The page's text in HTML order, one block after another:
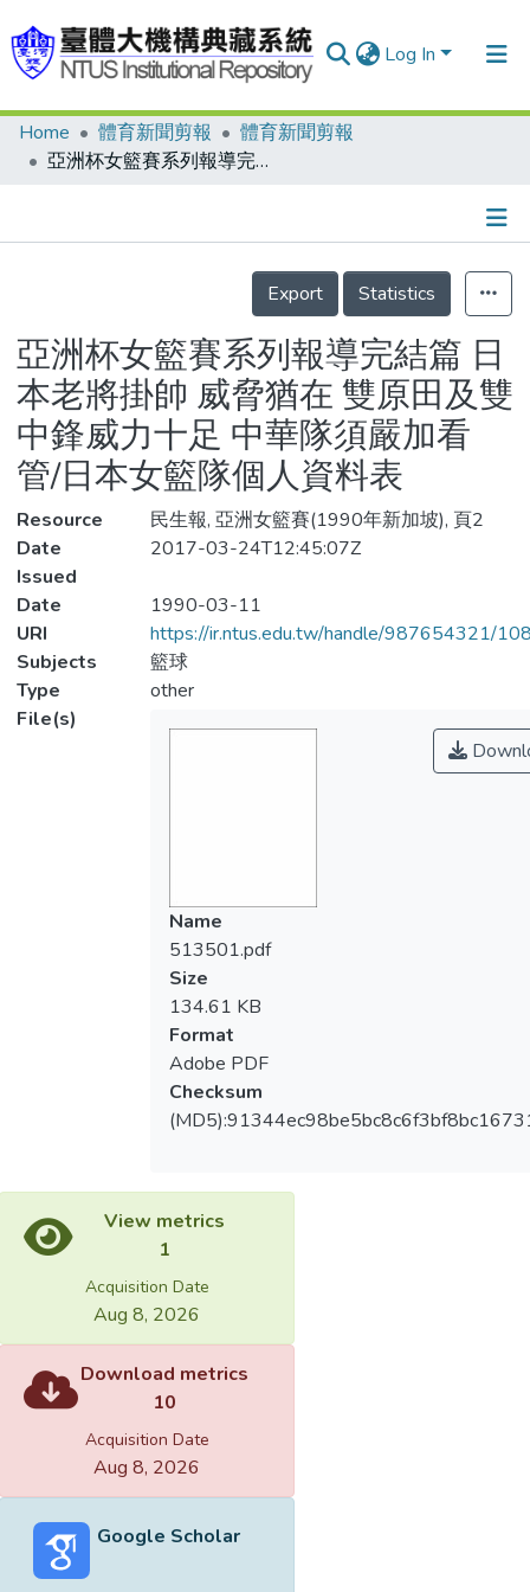
Log In
Communities & Collections
Statistics
Home 體育新聞剪報
體育新聞剪報
亞洲杯女籃賽系列報導完結篇 日本老將掛帥 威脅猶在 雙原田及雙中鋒威力十足 中華隊須嚴加看管/日本女籃隊個人資料表
Details
Export
Statistics
亞洲杯女籃賽系列報導完結篇 日
本老將掛帥 威脅猶在 雙原田及雙
中鋒威力十足 中華隊須嚴加看
管/日本女籃隊個人資料表
Resource
民生報, 亞洲女籃賽(1990年新加坡), 頁2
Date
Issued
2017-03-24T12:45:07Z
Date
1990-03-11
URI
https://ir.ntus.edu.tw/handle/987654321/
Subjects
籃球
Type
other
File(s)
Name
513501.pdf
Size
134.61 KB
Format
Adobe PDF
Checksum
View metrics
1
Acquisition Date
Aug 8, 2026
Download metrics
10
Acquisition Date
Aug 8, 2026
Google Scholar